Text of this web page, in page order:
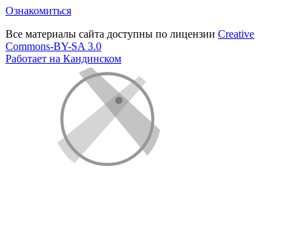
Ознакомиться
Все материалы сайта доступны по лицензии Creative
Commons-BY-SA 3.0
Работает на Кандинском